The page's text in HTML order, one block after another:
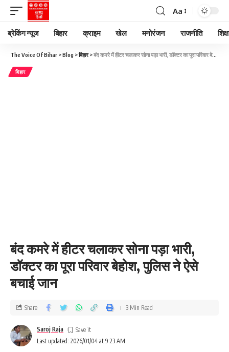
Aa
ब्रेकिंग न्यूज बिहार क्राइम खेल मनोरंजन राजनीति
The Voice Of Bihar >Blog >बिहार>बंद कमरे में हीटर चलाकर सोना पड़ा भारी, डॉक्टर का पूरा परिवार बेहोश, पुलिस ने ऐसे बचाई जान
बिहार
बंद कमरे में हीटर चलाकर सोना पड़ा भारी,
डॉक्टर का पूरा परिवार बेहोश, पुलिस ने ऐसे
बचाई जान
Last updated: 2026/01/04 at 9:23 AM
Saroj Raja
Share 3 Min Read